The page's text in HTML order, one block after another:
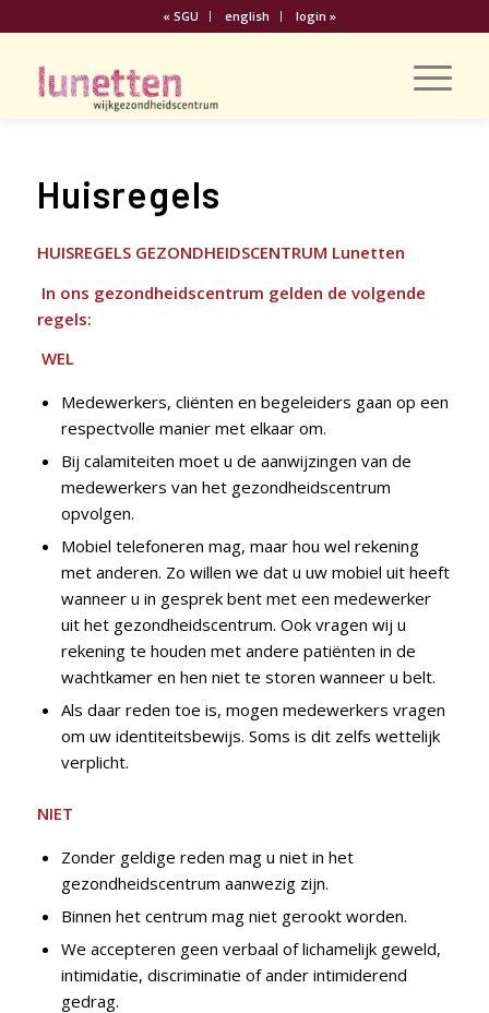
« SGU english login »
Huisregels
HUISREGELS GEZONDHEIDSCENTRUM Lunetten
In ons gezondheidscentrum gelden de volgende
regels:
WEL
Medewerkers, cliënten en begeleiders gaan op een
respectvolle manier met elkaar om.
Bij calamiteiten moet u de aanwijzingen van de
medewerkers van het gezondheidscentrum
opvolgen.
Mobiel telefoneren mag, maar hou wel rekening
met anderen. Zo willen we dat u uw mobiel uit heeft
wanneer u in gesprek bent met een medewerker
uit het gezondheidscentrum. Ook vragen wij u
rekening te houden met andere patiënten in de
wachtkamer en hen niet te storen wanneer u belt.
Als daar reden toe is, mogen medewerkers vragen
om uw identiteitsbewijs. Soms is dit zelfs wettelijk
verplicht.
NIET
Zonder geldige reden mag u niet in het
gezondheidscentrum aanwezig zijn.
Binnen het centrum mag niet gerookt worden.
We accepteren geen verbaal of lichamelijk geweld,
intimidatie, discriminatie of ander intimiderend
gedrag.